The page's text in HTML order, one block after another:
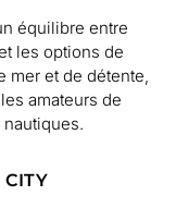
équilibre entre
les options de
mer et de détente,
amateurs de